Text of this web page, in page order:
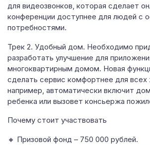
для видеозвонков, которая сделает
конференции доступнее для людей с
потребностями.
Трек 2. Удобный дом. Необходимо
разработать улучшение для
многоквартирным домом. Новая
сделать сервис комфортнее для всех
например, автоматически включит
ребенка или вызовет консьержа
Почему стоит участвовать
🔸 Призовой фонд – 750 000 рублей.